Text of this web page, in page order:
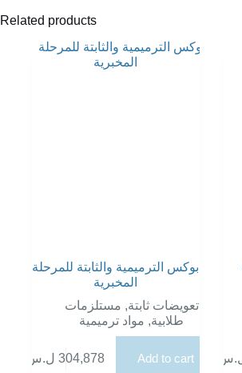
Related products
بوكس الترميمية والثابتة للمرحلة
المخبرية
تعويضات ثابتة, مستلزمات
طلابية, مواد ترميمية
304,878 ل.س Add to cart